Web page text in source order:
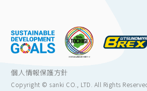
個人情報保護方針
Copyright © sanki CO., LTD. All Rights